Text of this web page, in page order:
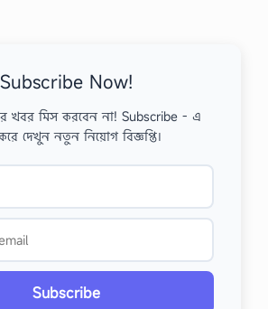
Subscribe Now!
খবর মিস করবেন না! Subscribe - এ
দেখুন নতুন নিয়োগ বিজ্ঞপ্তি।
Subscribe